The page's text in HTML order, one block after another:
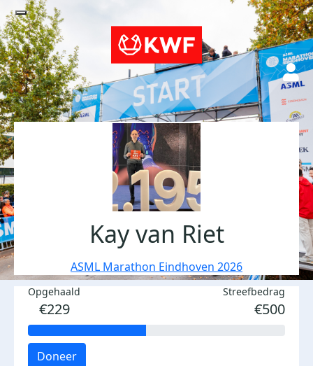
Kay van Riet
ASML Marathon Eindhoven 2026
Opgehaald
€229
Streefbedrag
€500
Doneer